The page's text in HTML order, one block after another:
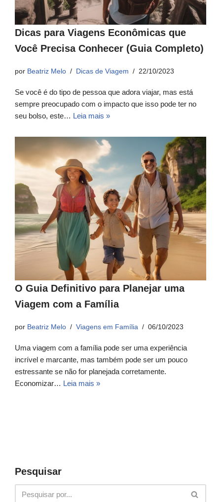
Dicas para Viagens Econômicas que
Você Precisa Conhecer (Guia Completo)
por Beatriz Melo Dicas de Viagem 22/10/2023
Se você é do tipo de pessoa que adora viajar, mas está
sempre preocupado com o impacto que isso pode ter no
seu bolso, este… Leia mais »
O Guia Definitivo para Planejar uma
Viagem com a Família
por Beatriz Melo Viagens em Família 06/10/2023
Uma viagem com a família pode ser uma experiência
incrível e marcante, mas também pode ser um pouco
estressante se não for planejada corretamente.
Economizar… Leia mais »
Pesquisar